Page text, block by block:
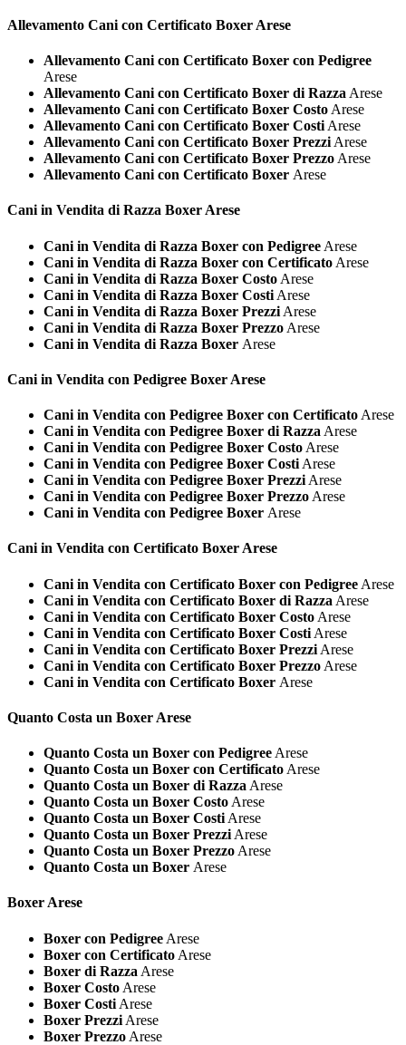
Allevamento Cani con Certificato Boxer Arese
Allevamento Cani con Certificato Boxer con Pedigree
Arese
Allevamento Cani con Certificato Boxer di Razza Arese
Allevamento Cani con Certificato Boxer Costo Arese
Allevamento Cani con Certificato Boxer Costi Arese
Allevamento Cani con Certificato Boxer Prezzi Arese
Allevamento Cani con Certificato Boxer Prezzo Arese
Allevamento Cani con Certificato Boxer Arese
Cani in Vendita di Razza Boxer Arese
Cani in Vendita di Razza Boxer con Pedigree Arese
Cani in Vendita di Razza Boxer con Certificato Arese
Cani in Vendita di Razza Boxer Costo Arese
Cani in Vendita di Razza Boxer Costi Arese
Cani in Vendita di Razza Boxer Prezzi Arese
Cani in Vendita di Razza Boxer Prezzo Arese
Cani in Vendita di Razza Boxer Arese
Cani in Vendita con Pedigree Boxer Arese
Cani in Vendita con Pedigree Boxer con Certificato Arese
Cani in Vendita con Pedigree Boxer di Razza Arese
Cani in Vendita con Pedigree Boxer Costo Arese
Cani in Vendita con Pedigree Boxer Costi Arese
Cani in Vendita con Pedigree Boxer Prezzi Arese
Cani in Vendita con Pedigree Boxer Prezzo Arese
Cani in Vendita con Pedigree Boxer Arese
Cani in Vendita con Certificato Boxer Arese
Cani in Vendita con Certificato Boxer con Pedigree Arese
Cani in Vendita con Certificato Boxer di Razza Arese
Cani in Vendita con Certificato Boxer Costo Arese
Cani in Vendita con Certificato Boxer Costi Arese
Cani in Vendita con Certificato Boxer Prezzi Arese
Cani in Vendita con Certificato Boxer Prezzo Arese
Cani in Vendita con Certificato Boxer Arese
Quanto Costa un Boxer Arese
Quanto Costa un Boxer con Pedigree Arese
Quanto Costa un Boxer con Certificato Arese
Quanto Costa un Boxer di Razza Arese
Quanto Costa un Boxer Costo Arese
Quanto Costa un Boxer Costi Arese
Quanto Costa un Boxer Prezzi Arese
Quanto Costa un Boxer Prezzo Arese
Quanto Costa un Boxer Arese
Boxer Arese
Boxer con Pedigree Arese
Boxer con Certificato Arese
Boxer di Razza Arese
Boxer Costo Arese
Boxer Costi Arese
Boxer Prezzi Arese
Boxer Prezzo Arese